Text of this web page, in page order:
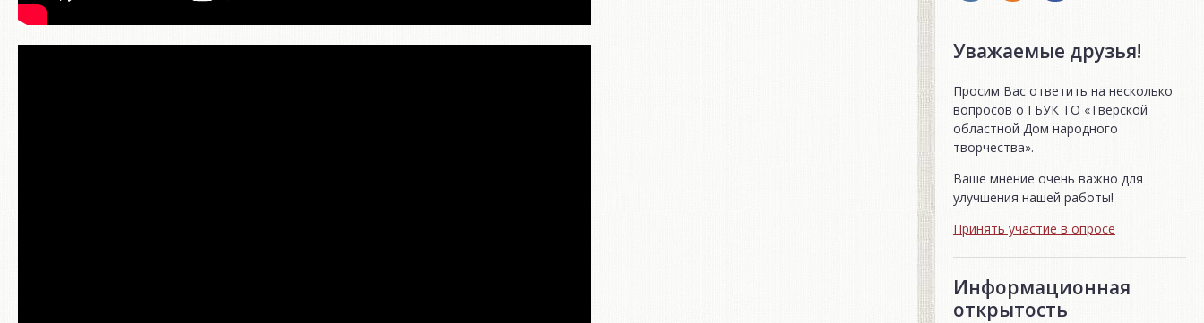
Уважаемые друзья!
Просим Вас ответить на несколько
вопросов о ГБУК ТО «Тверской
областной Дом народного
творчества».
Ваше мнение очень важно для
улучшения нашей работы!
Принять участие в опросе
Информационная
открытость